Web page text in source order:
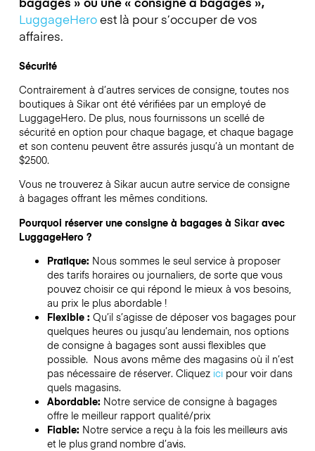
LuggageHeroest là pour s’occuper de vos
affaires.
Sécurité
Contrairement à d’autres services de consigne,toutes nos
boutiques à Sikaront été vérifiées par un employé de
LuggageHero. De plus, nous fournissons un scellé de
sécurité en option pour chaque bagage, et chaque bagage
et son contenu peuvent être assurés jusqu’à un montant de
$2500.
Vous ne trouverez à Sikaraucun autre service de consigne
à bagages offrant les mêmes conditions.
Pourquoi réserver une consigne à bagages à Sikaravec
LuggageHero ?
Pratique: Nous sommes le seul service à proposer
des tarifs horaires ou journaliers, de sorte que vous
pouvez choisir ce qui répond le mieux à vos besoins,
au prix le plus abordable !
Flexible : Qu’il s’agisse de déposer vos bagages pour
quelques heures ou jusqu’au lendemain, nos options
de consigne à bagages sont aussi flexibles que
possible. Nous avons même des magasins où il n’est
pas nécessaire de réserver. Cliquez icipour voir dans
quels magasins.
Abordable: Notre service de consigne à bagages
offre le meilleur rapport qualité/prix
Fiable: Notre service a reçu à la fois les meilleurs avis
et le plus grand nombre d’avis.